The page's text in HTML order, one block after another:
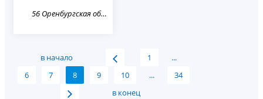
56 Оренбургская область
в начало 1
...
6
7 8 9 10 ...
34
в конец